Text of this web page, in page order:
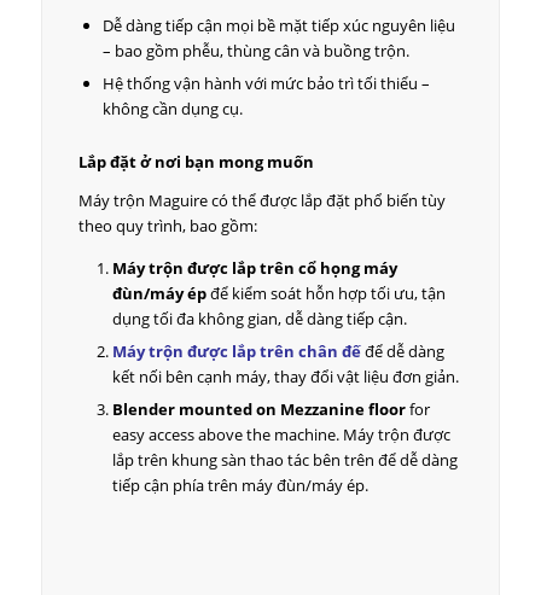
Dễ dàng tiếp cận mọi bề mặt tiếp xúc nguyên liệu
– bao gồm phễu, thùng cân và buồng trộn.
Hệ thống vận hành với mức bảo trì tối thiểu –
không cần dụng cụ.
Lắp đặt ở nơi bạn mong muốn
Máy trộn Maguire có thể được lắp đặt phổ biến tùy
theo quy trình, bao gồm:
Máy trộn được lắp trên cổ họng máy
đùn/máy épđể kiểm soát hỗn hợp tối ưu, tận
dụng tối đa không gian, dễ dàng tiếp cận.
Máy trộn được lắp trên chân đếđể dễ dàng
kết nối bên cạnh máy, thay đổi vật liệu đơn giản.
Blender mounted on Mezzanine floorfor
easy access above the machine. Máy trộn được
lắp trên khung sàn thao tác bên trên để dễ dàng
tiếp cận phía trên máy đùn/máy ép.